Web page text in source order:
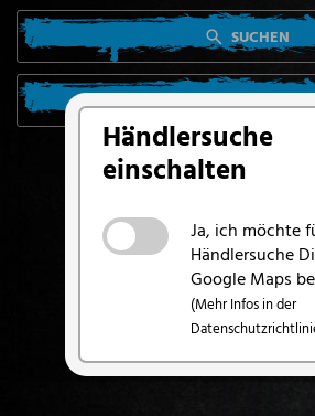
Händlersuche
einschalten
Ja, ich möchte
Händlersuche
Google Maps
(Mehr Infos in der
SUCHEN
SUCHE VON MEINEM